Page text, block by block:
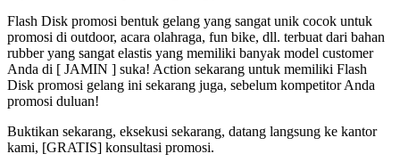
Flash Disk promosi bentuk gelang yang sangat unik cocok untuk
promosi di outdoor, acara olahraga, fun bike, dll. terbuat dari bahan
rubber yang sangat elastis yang memiliki banyak model customer
Anda di [ JAMIN ] suka! Action sekarang untuk memiliki Flash
Disk promosi gelang ini sekarang juga, sebelum kompetitor Anda
promosi duluan!
Buktikan sekarang, eksekusi sekarang, datang langsung ke kantor
kami, [GRATIS] konsultasi promosi.